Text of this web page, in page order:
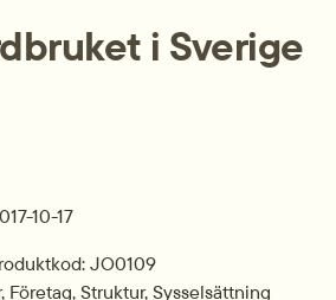
i Sverige
10-17
JO0109
Företag, Struktur, Sysselsättning